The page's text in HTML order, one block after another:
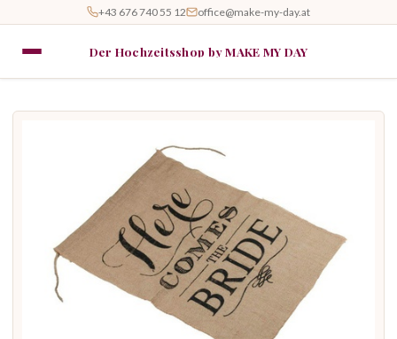
+43 676 740 55 12 office@make-my-day.at
Der Hochzeitsshop by MAKE MY DAY